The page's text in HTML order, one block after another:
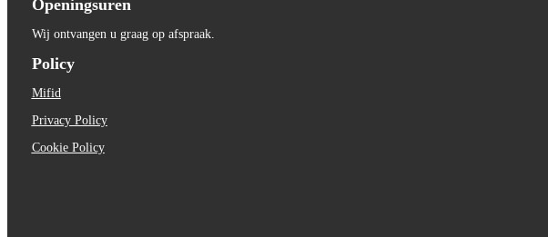
Openingsuren
Wij ontvangen u graag op afspraak.
Policy
Mifid
Privacy Policy
Cookie Policy